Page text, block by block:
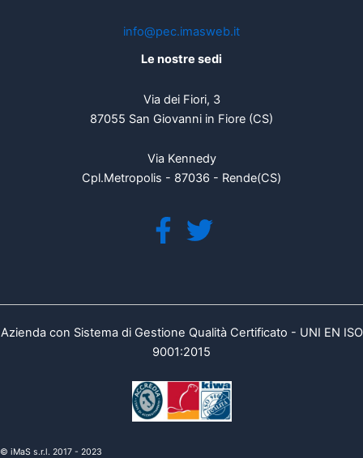
info@pec.imasweb.it
Le nostre sedi
Via dei Fiori, 3
87055 San Giovanni in Fiore (CS)
Via Kennedy
Cpl.Metropolis - 87036 - Rende(CS)
Azienda con Sistema di Gestione Qualità Certificato - UNI EN ISO
9001:2015
© iMaS s.r.l. 2017 - 2023